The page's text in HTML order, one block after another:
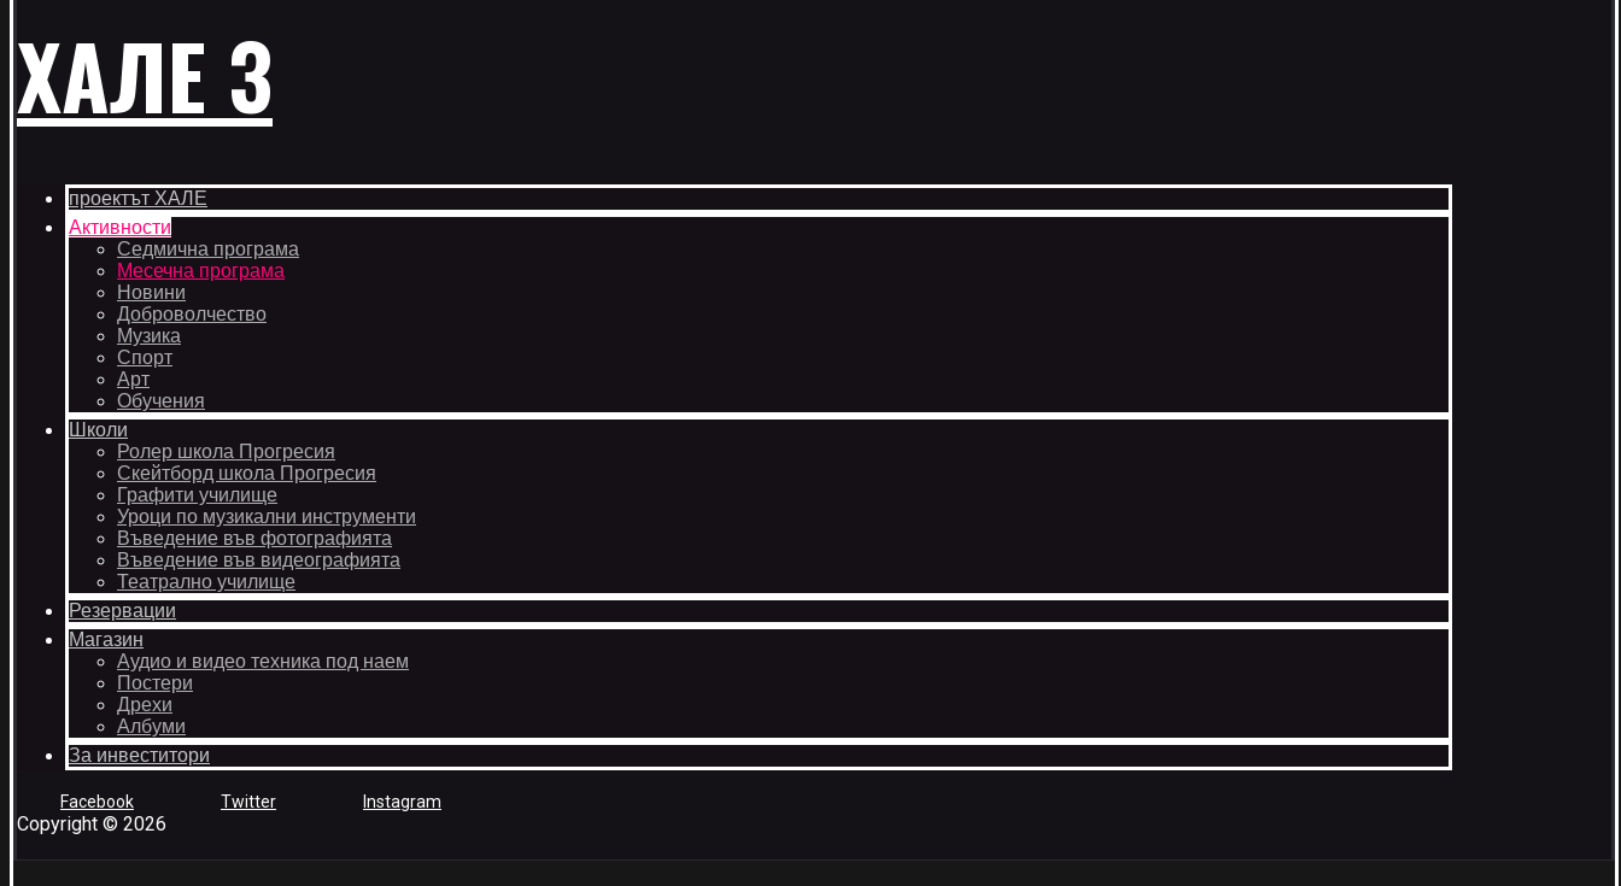
ХАЛЕ 3
проектът ХАЛЕ
Активности
Седмична програма
Месечна програма
Новини
Доброволчество
Музика
Спорт
Арт
Обучения
Школи
Ролер школа Прогресия
Скейтборд школа Прогресия
Графити училище
Уроци по музикални инструменти
Въведение във фотографията
Въведение във видеографията
Театрално училище
Резервации
Магазин
Аудио и видео техника под наем
Постери
Дрехи
Албуми
За инвеститори
Facebook Twitter Instagram
Copyright © 2026